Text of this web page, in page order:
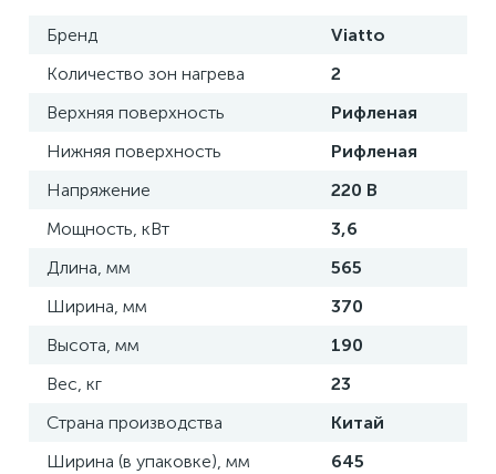
Бренд
Viatto
Количество зон нагрева
2
Верхняя поверхность
Рифленая
Нижняя поверхность
Рифленая
Напряжение
220 В
Мощность, кВт
3,6
Длина, мм
565
Ширина, мм
370
Высота, мм
190
Вес, кг
23
Страна производства
Китай
Ширина (в упаковке), мм
645